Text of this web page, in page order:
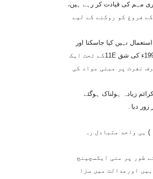
مہم کی قیادت کر رہے ہیں،
کی دفعات 8,6اور 11انٹرنیٹ پر نفرت کے فروغ کو روکنے کے لیے
نہیں کیا جاسکتا اور
ان قوانین کو ایک ساتھ استعمال کرنے کی ضرورت ہے۔ انہوں نے کہا کہ انسدادِ دہشت گردی 1997ء کی شق 11Eکے تحت ایک
نفرت پر مبنی مواد کی
زیادہ ہولناک ہوگئے
دیا۔
پر ہونے والے جرائم کے حوالے سے کوئی مربوط قانون نہ ہونے کے باعث ای ٹی او (2002ء ) ہی واحد متبادل رہ
طور پر منی ایکسچینج
اورعدالت میں سزا